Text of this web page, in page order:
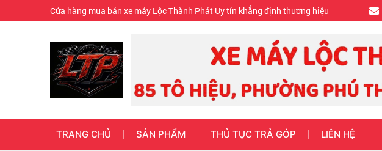
Cửa hàng mua bán xe máy Lộc Thành Phát Uy tín khẳng định thương hiệu
TRANG CHỦ SẢN PHẨM THỦ TỤC TRẢ GÓP LIÊN HỆ